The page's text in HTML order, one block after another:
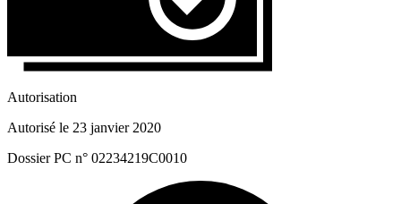
Autorisation
Autorisé le 23 janvier 2020
Dossier PC n° 02234219C0010